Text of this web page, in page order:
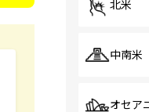
北米
中南米
オセア